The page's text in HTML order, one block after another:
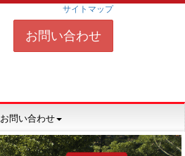
サイトマップ
お問い合わせ
お問い合わせ